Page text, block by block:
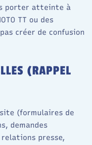
porter atteinte à
TT ou des
créer de confusion
(RAPPEL
(formulaires de
demandes
relations presse,